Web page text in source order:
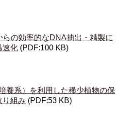
らの効率的なDNA抽出・精製に
速化 (PDF:100 KB)
養系）を利用した稀少植物の保
り組み (PDF:53 KB)